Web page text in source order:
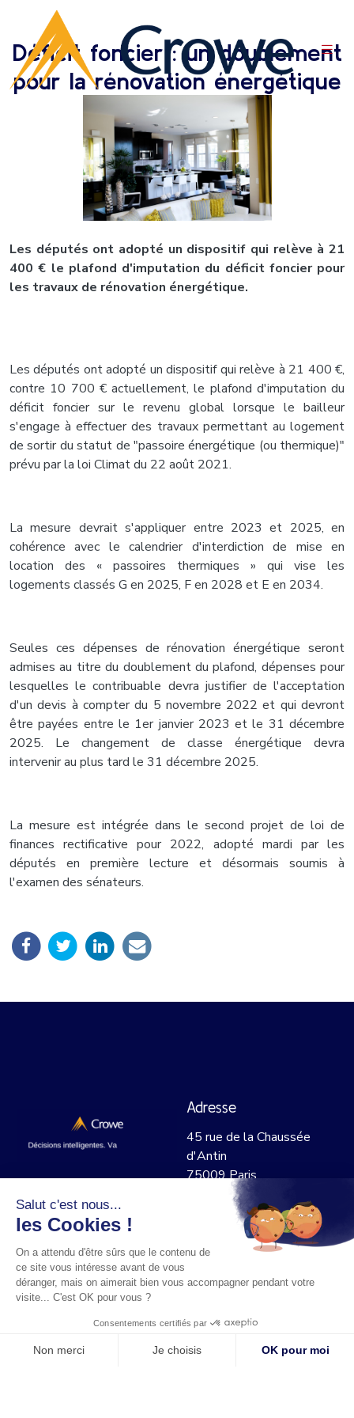
Salut c'est nous...
les Cookies !
On a attendu d'être sûrs que le contenu de
ce site vous intéresse avant de vous
déranger, mais on aimerait bien vous accompagner pendant votre
visite... C'est OK pour vous ?
Consentements certifiés par
Non merci Je choisis OK pour moi
Déficit foncier : un doublement
pour la rénovation énergétique
Les députés ont adopté un dispositif qui relève à 21
400 € le plafond d'imputation du déficit foncier pour
les travaux de rénovation énergétique.
Les députés ont adopté un dispositif qui relève à 21 400 €,
contre 10 700 € actuellement, le plafond d'imputation du
déficit foncier sur le revenu global lorsque le bailleur
s'engage à effectuer des travaux permettant au logement
de sortir du statut de "passoire énergétique (ou thermique)"
prévu par la loi Climat du 22 août 2021.
La mesure devrait s'appliquer entre 2023 et 2025, en
cohérence avec le calendrier d'interdiction de mise en
location des « passoires thermiques » qui vise les
logements classés G en 2025, F en 2028 et E en 2034.
Seules ces dépenses de rénovation énergétique seront
admises au titre du doublement du plafond, dépenses pour
lesquelles le contribuable devra justifier de l'acceptation
d'un devis à compter du 5 novembre 2022 et qui devront
être payées entre le 1er janvier 2023 et le 31 décembre
2025. Le changement de classe énergétique devra
intervenir au plus tard le 31 décembre 2025.
La mesure est intégrée dans le second projet de loi de
finances rectificative pour 2022, adopté mardi par les
députés en première lecture et désormais soumis à
l'examen des sénateurs.
Adresse
45 rue de la Chaussée
d'Antin
75009 Paris
Contact
f.de-cazenove@cabinet-
cazenove.com
Réseaux sociaux
Premier rendez-vous offert !